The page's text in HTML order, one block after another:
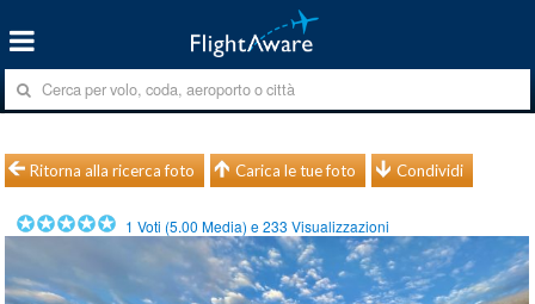
Ritorna alla ricerca foto Carica le tue foto Condividi
1 Voti (5.00 Media) e233 Visualizzazioni